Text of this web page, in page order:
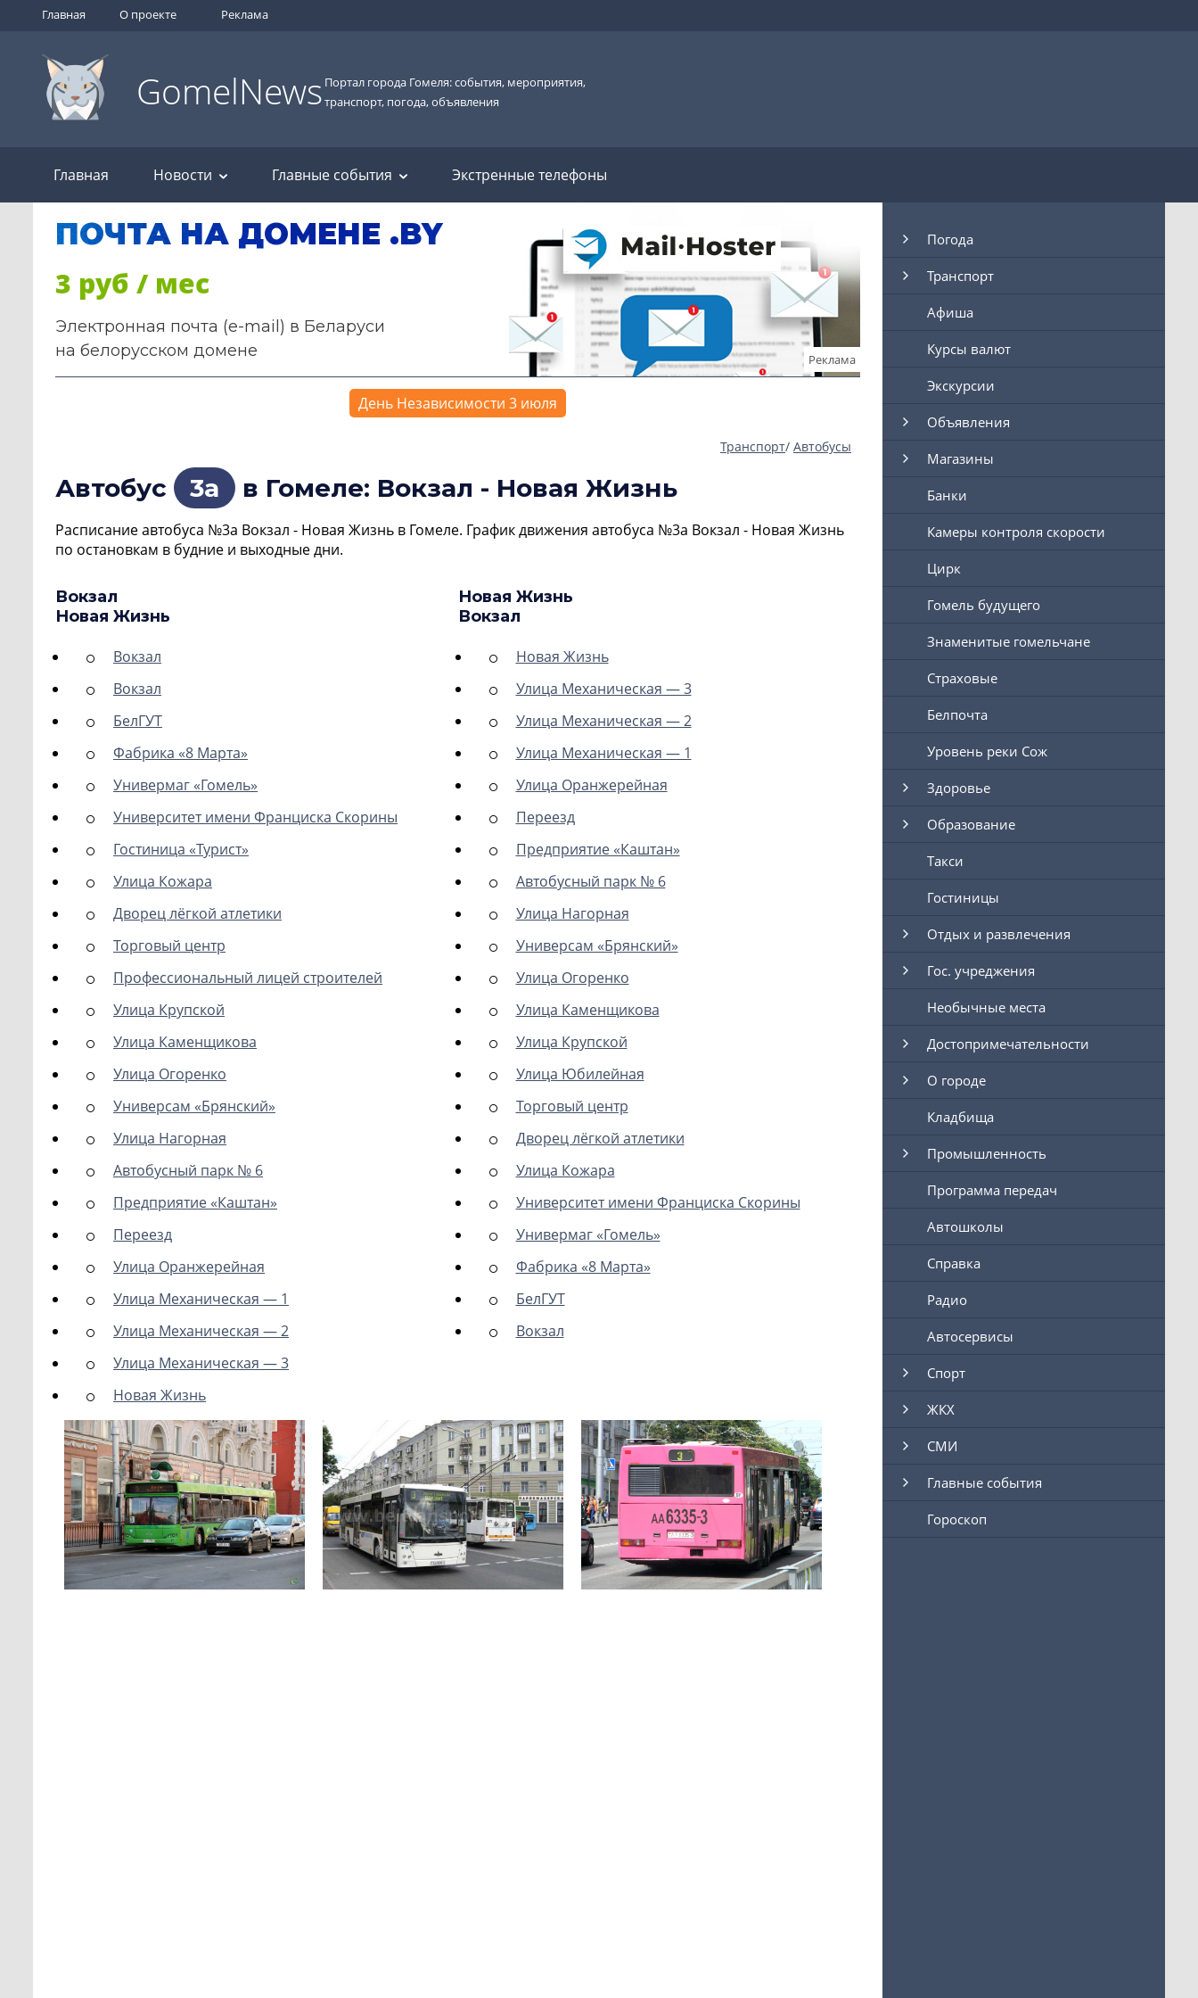
Главная О проекте Реклама
GomelNews Портал города Гомеля: события, мероприятия,
транспорт, погода, объявления
Главная Новости Главные события Экстренные телефоны
ПОЧТА НА ДОМЕНЕ .BY
3 руб / мес
Электронная почта (e-mail) в Беларуси
на белорусском домене
Реклама
День Независимости 3 июля
Транспорт/ Автобусы
Автобус 3а в Гомеле: Вокзал - Новая Жизнь
Расписание автобуса №3а Вокзал - Новая Жизнь в Гомеле. График движения автобуса №3а Вокзал - Новая Жизнь
по остановкам в будние и выходные дни.
Вокзал
Новая Жизнь
Вокзал
Вокзал
БелГУТ
Фабрика «8 Марта»
Универмаг «Гомель»
Университет имени Франциска Скорины
Гостиница «Турист»
Улица Кожара
Дворец лёгкой атлетики
Торговый центр
Профессиональный лицей строителей
Улица Крупской
Улица Каменщикова
Улица Огоренко
Универсам «Брянский»
Улица Нагорная
Автобусный парк № 6
Предприятие «Каштан»
Переезд
Улица Оранжерейная
Улица Механическая — 1
Улица Механическая — 2
Улица Механическая — 3
Новая Жизнь
Новая Жизнь
Вокзал
Новая Жизнь
Улица Механическая — 3
Улица Механическая — 2
Улица Механическая — 1
Улица Оранжерейная
Переезд
Предприятие «Каштан»
Автобусный парк № 6
Улица Нагорная
Универсам «Брянский»
Улица Огоренко
Улица Каменщикова
Улица Крупской
Улица Юбилейная
Торговый центр
Дворец лёгкой атлетики
Улица Кожара
Университет имени Франциска Скорины
Универмаг «Гомель»
Фабрика «8 Марта»
БелГУТ
Вокзал
Погода
Транспорт
Афиша
Курсы валют
Экскурсии
Объявления
Магазины
Банки
Камеры контроля скорости
Цирк
Гомель будущего
Знаменитые гомельчане
Страховые
Белпочта
Уровень реки Сож
Здоровье
Образование
Такси
Гостиницы
Отдых и развлечения
Гос. учреджения
Необычные места
Достопримечательности
О городе
Кладбища
Промышленность
Программа передач
Автошколы
Справка
Радио
Автосервисы
Спорт
ЖКХ
СМИ
Главные события
Гороскоп